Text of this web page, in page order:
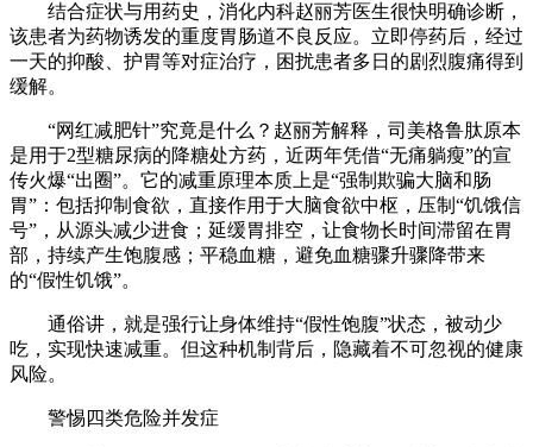
结合症状与用药史，消化内科赵丽芳医生很快明确诊断，
该患者为药物诱发的重度胃肠道不良反应。立即停药后，经过
一天的抑酸、护胃等对症治疗，困扰患者多日的剧烈腹痛得到
缓解。
“网红减肥针”究竟是什么？赵丽芳解释，司美格鲁肽原本
是用于2型糖尿病的降糖处方药，近两年凭借“无痛躺瘦”的宣
传火爆“出圈”。它的减重原理本质上是“强制欺骗大脑和肠
胃”：包括抑制食欲，直接作用于大脑食欲中枢，压制“饥饿信
号”，从源头减少进食；延缓胃排空，让食物长时间滞留在胃
部，持续产生饱腹感；平稳血糖，避免血糖骤升骤降带来
的“假性饥饿”。
通俗讲，就是强行让身体维持“假性饱腹”状态，被动少
吃，实现快速减重。但这种机制背后，隐藏着不可忽视的健康
风险。
警惕四类危险并发症